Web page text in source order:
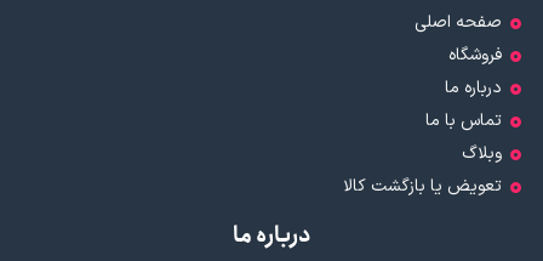
صفحه اصلی
فروشگاه
درباره ما
تماس با ما
وبلاگ
تعویض یا بازگشت کالا
درباره ما